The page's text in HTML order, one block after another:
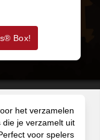
Box!
het verzamelen
je verzamelt uit
voor spelers